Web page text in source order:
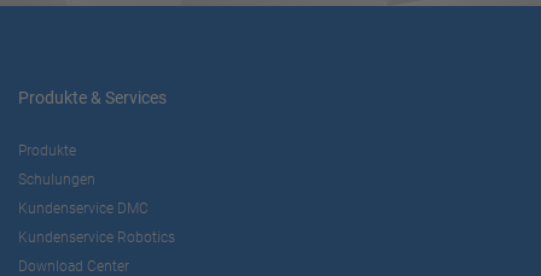
Produkte & Services
Produkte
Schulungen
Kundenservice DMC
Kundenservice Robotics
Download Center